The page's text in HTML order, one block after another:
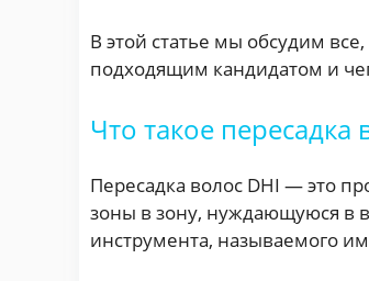
В этой статье мы обсудим
подходящим кандидатом и
Что такое пересадка
Пересадка волос DHI — это
зоны в зону, нуждающуюся в
инструмента, называемого